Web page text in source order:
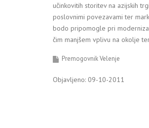
učinkovitih storitev na azijskih
poslovnimi povezavami ter
bodo pripomogle pri
čim manjšem vplivu na okolje
Premogovnik Velenje
Objavljeno: 09-10-2011